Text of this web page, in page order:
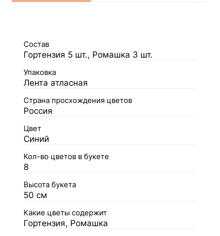
Состав
Гортензия 5 шт., Ромашка 3 шт.
Упаковка
Лента атласная
Страна просхождения цветов
Россия
Цвет
Синий
Кол-во цветов в букете
8
Высота букета
50 см
Какие цветы содержит
Гортензия, Ромашка